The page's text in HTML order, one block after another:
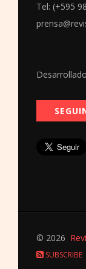
Tel: (+595
© 2026
SUBSCRIBE